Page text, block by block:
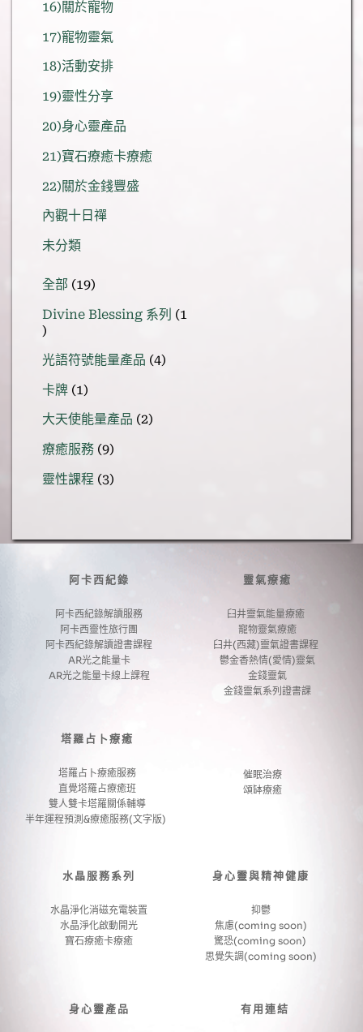
16)關於寵物
17)寵物靈氣
18)活動安排
19)靈性分享
20)身心靈產品
21)寶石療癒卡療癒
22)關於金錢豐盛
內觀十日禪
未分類
全部 1919
產
Divine Blessing 系列
1
1
產
品
光語符號能量產品 44
卡牌 11
產
品
大天使能量產品 22
療癒服務 99
產
靈性課程 33
阿卡西紀錄
阿卡西紀錄解讀服務
阿卡西靈性旅行團
阿卡西紀錄解讀證書課程
AR光之能量卡
AR光之能量卡線上課程
靈氣療癒
臼井靈氣能量療癒
寵物靈氣療癒
臼井(西藏)靈氣證書課程
鬱金香熱情(愛情)靈氣
金錢靈氣
金錢靈氣系列證書課
塔羅占卜療癒
塔羅占卜療癒服務
直覺塔羅占療癒班
雙人雙卡塔羅關係輔導
半年運程預測&療癒服務(文字版)
催眠治療
頌缽療癒
水晶服務系列
水晶淨化消磁充電裝置
水晶淨化啟動開光
寶石療癒卡療癒
身心靈與精神健康
抑鬱
焦慮(coming soon)
驚恐(coming soon)
思覺失調(coming soon)
身心靈產品 有用連結